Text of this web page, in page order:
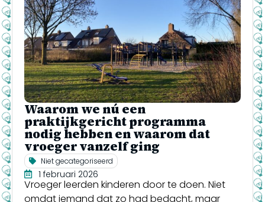
Waarom we nú een
praktijkgericht programma
nodig hebben en waarom dat
vroeger vanzelf ging
Niet gecategoriseerd
1 februari 2026
Vroeger leerden kinderen door te doen. Niet
omdat iemand dat zo had bedacht, maar